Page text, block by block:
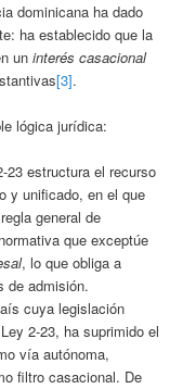
dominicana ha dado
ha establecido que la
uninterés casacional
[3].
lógica jurídica:
23 estructura el recurso
y unificado, en el que
general de
que exceptúe
, lo que obliga a
de admisión.
cuya legislación
2-23, ha suprimido el
vía autónoma,
filtro casacional. De